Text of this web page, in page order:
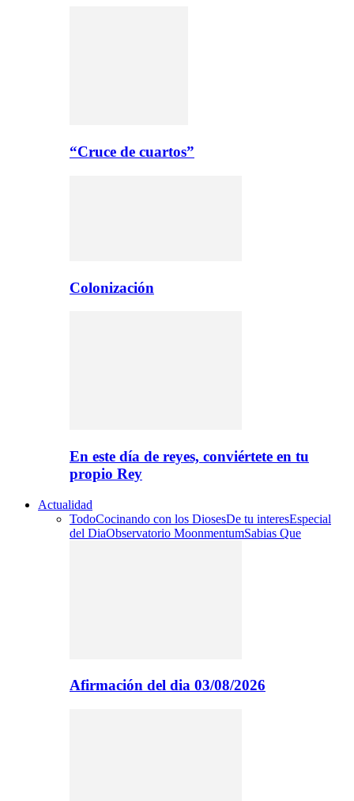
“Cruce de cuartos”
Colonización
En este día de reyes, conviértete en tu
propio Rey
Actualidad
TodoCocinando con los DiosesDe tu interesEspecial
del DiaObservatorio MoonmentumSabias Que
Afirmación del dia 03/08/2026